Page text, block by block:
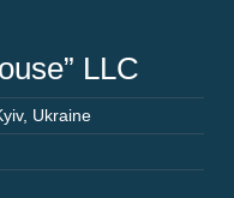
LLC
, Ukraine